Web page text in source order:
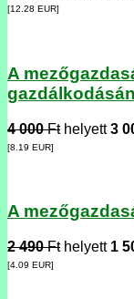
[12.28 EUR]
A
4 000 Fthelyett3
[8.19 EUR]
A
2 490 Fthelyett 1
[4.09 EUR]